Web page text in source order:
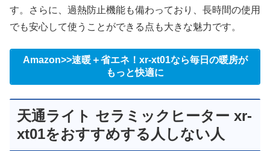
す。さらに、過熱防止機能も備わっており、長時間の使用
でも安心して使うことができる点も大きな魅力です。
Amazon>>速暖＋省エネ！xr-xt01なら毎日の暖房が
もっと快適に
天通ライト セラミックヒーター xr-
xt01をおすすめする人しない人